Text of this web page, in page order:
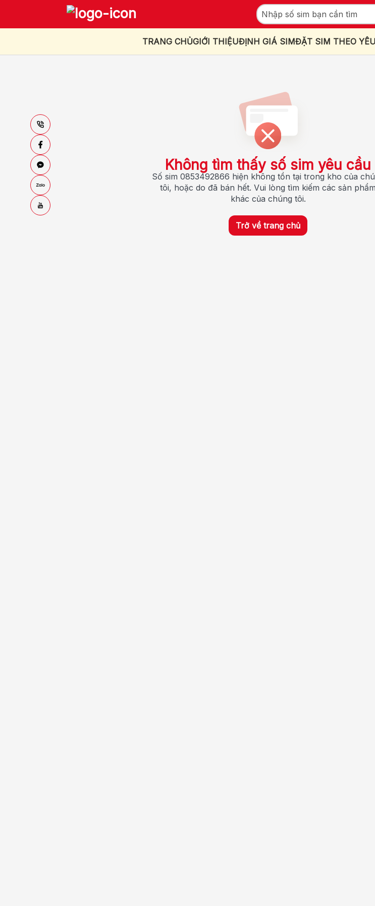
TRANG CHỦGIỚI THIỆUĐỊNH GIÁ SIMĐẶT SIM THEO
Không tìm thấy số sim yêu cầu
Số sim 0853492866 hiện không tồn tại trong kho của
tôi, hoặc do đã bán hết. Vui lòng tìm kiếm các sản phẩm
khác của chúng tôi.
Trở về trang chủ